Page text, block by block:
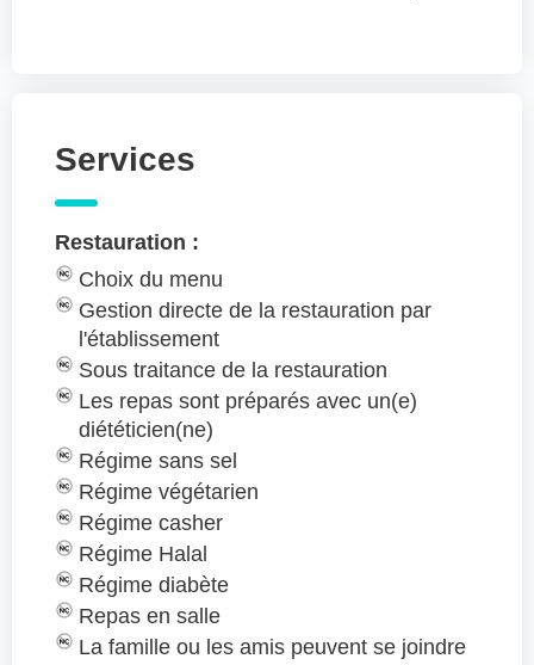
Services
Restauration :
Choix du menu
Gestion directe de la restauration par
l'établissement
Sous traitance de la restauration
Les repas sont préparés avec un(e)
diététicien(ne)
Régime sans sel
Régime végétarien
Régime casher
Régime Halal
Régime diabète
Repas en salle
La famille ou les amis peuvent se joindre